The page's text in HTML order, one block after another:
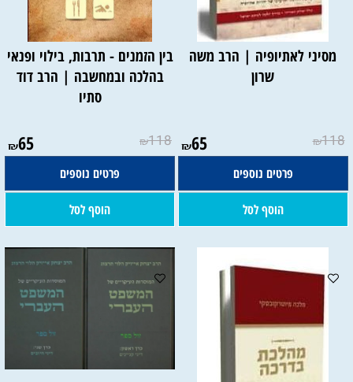
מסיני לאתיופיה | הרב משה
שרון
₪118
₪65
פרטים נוספים
הוסף לסל
בין הזמנים - תרבות, בילוי ופנאי
בהלכה ובמחשבה | הרב דוד
סתיו
₪118
₪65
פרטים נוספים
הוסף לסל